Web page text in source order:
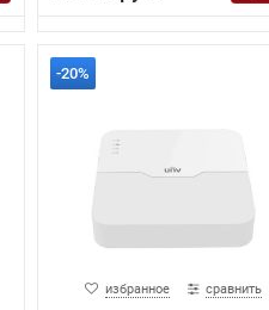
-20%
избранное сравнить